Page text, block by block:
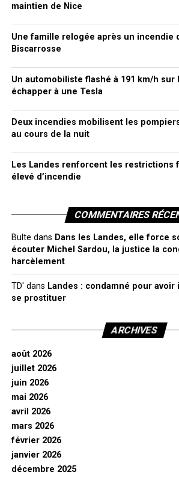
maintien de Nice
Une famille relogée après un incendie
Biscarrosse
Un automobiliste flashé à 191 km/h sur
échapper à une Tesla
Deux incendies mobilisent les
au cours de la nuit
Les Landes renforcent les restrictions
élevé d’incendie
COMMENTAIRES
Bulte dans Dans les Landes, elle force
écouter Michel Sardou, la justice la
harcèlement
TD' dans Landes : condamné pour
se prostituer
ARCHIVES
août 2026
juillet 2026
juin 2026
mai 2026
avril 2026
mars 2026
février 2026
janvier 2026
décembre 2025